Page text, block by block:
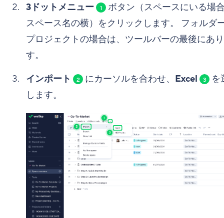
3ドットメニュー 1
ボタン（スペースにいる場
スペース名の横）をクリックします。 フォルダ
プロジェクトの場合は、ツールバーの最後にあ
す。
インポート
2 にカーソルを合わせ、 Excel 3
を
します。